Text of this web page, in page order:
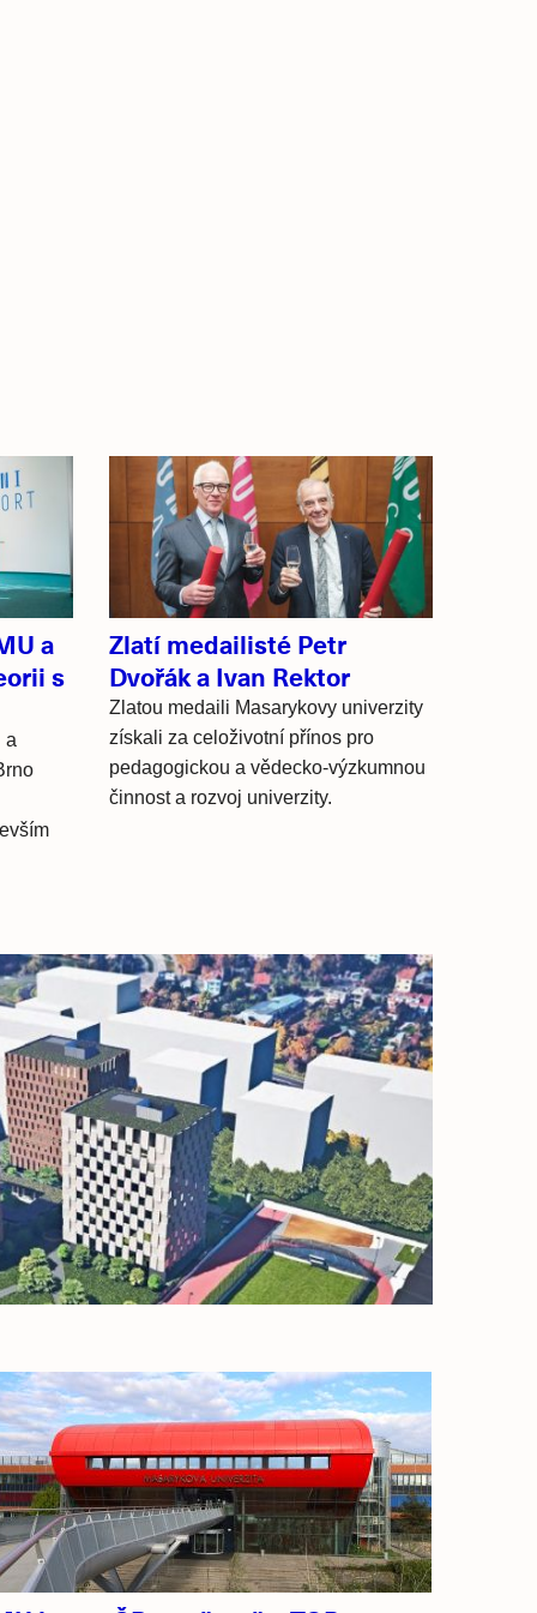
a
s
a
Zlatí medailisté Petr
Dvořák a Ivan Rektor
Zlatou medaili Masarykovy univerzity
získali za celoživotní přínos pro
pedagogickou a vědecko-výzkumnou
činnost a rozvoj univerzity.